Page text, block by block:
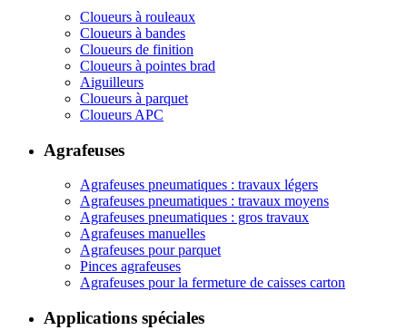
Cloueurs à rouleaux
Cloueurs à bandes
Cloueurs de finition
Cloueurs à pointes brad
Aiguilleurs
Cloueurs à parquet
Cloueurs APC
Agrafeuses
Agrafeuses pneumatiques : travaux légers
Agrafeuses pneumatiques : travaux moyens
Agrafeuses pneumatiques : gros travaux
Agrafeuses manuelles
Agrafeuses pour parquet
Pinces agrafeuses
Agrafeuses pour la fermeture de caisses carton
Applications spéciales